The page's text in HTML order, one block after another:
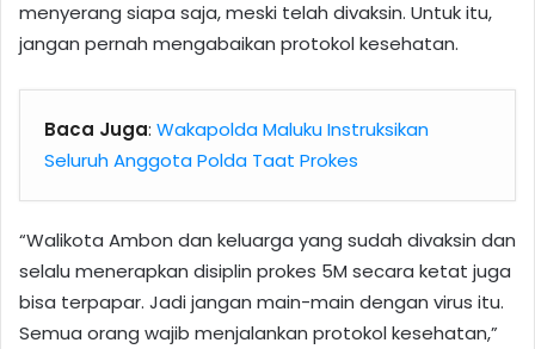
menyerang siapa saja, meski telah divaksin. Untuk itu,
jangan pernah mengabaikan protokol kesehatan.
Baca Juga: Wakapolda Maluku Instruksikan
Seluruh Anggota Polda Taat Prokes
“Walikota Ambon dan keluarga yang sudah divaksin dan
selalu menerapkan disiplin prokes 5M secara ketat juga
bisa terpapar. Jadi jangan main-main dengan virus itu.
Semua orang wajib menjalankan protokol kesehatan,”